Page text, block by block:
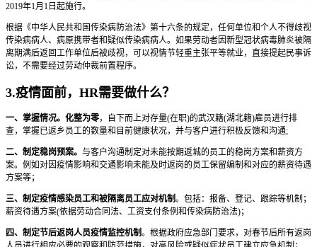
2019年1月1日起施行。
根据《中华人民共和国传染病防治法》第十六条的规定，任何单位和个人不得歧视
传染病病人、病原携带者和疑似传染病病人。如果劳动者因新型冠状病毒肺炎被隔
离期满后返回工作单位后被歧视，可以视情节轻重主张平等就业，直接提起民事诉
讼，不需要经过劳动仲裁前置程序。
3.疫情面前，HR需要做什么？
一、掌握情况。化整为零，自下而上对存量(在职)的武汉籍(湖北籍)雇员进行排
查，掌握已返乡员工的数量和目前健康状况，并与客户进行积极反馈和沟通;
二、制定稳岗预案。 与客户沟通制定对未能按期返城的员工的稳岗方案和薪资方
案。例如对因疫情影响和交通影响未能及时返岗的员工保留编制和对应的薪资待遇
方案等；
三、制定疫情感染员工和被隔离员工应对机制。包括：报备、登记、跟踪等机制；
薪资待遇方案(依据劳动合同法、工资支付条例和传染病防治法)；
四、制定节后返岗人员疫情监控机制。根据政府应急部门要求，对春节后所有返岗